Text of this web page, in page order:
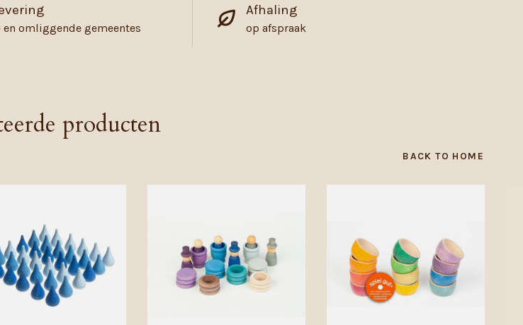
en omliggende gemeentes
Afhaling
op afspraak
producten
BACK TO HOME